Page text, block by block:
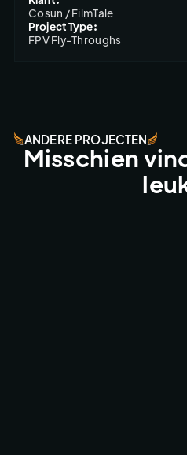
Cosun / FilmTale
Project Type:
FPV Fly-Throughs
ANDERE PROJECTEN
Misschien